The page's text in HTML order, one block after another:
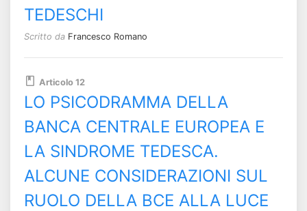
TEDESCHI
Scritto da Francesco Romano
Articolo 12
LO PSICODRAMMA DELLA
BANCA CENTRALE EUROPEA E
LA SINDROME TEDESCA.
ALCUNE CONSIDERAZIONI SUL
RUOLO DELLA BCE ALLA LUCE